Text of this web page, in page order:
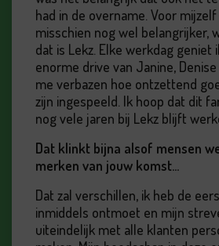
had in de overname. Voor
misschien nog wel belangrijker,
dat is Lekz. Elke werkdag geniet
enorme drive van Janine,
me verbazen hoe ontzettend
zijn ingespeeld. Ik hoop dat dit
nog vele jaren bij Lekz blijft
Dat klinkt bijna alsof mensen
merken van jouw komst…
Dat zal verschillen, ik heb de
inmiddels ontmoet en mijn
uiteindelijk met alle klanten